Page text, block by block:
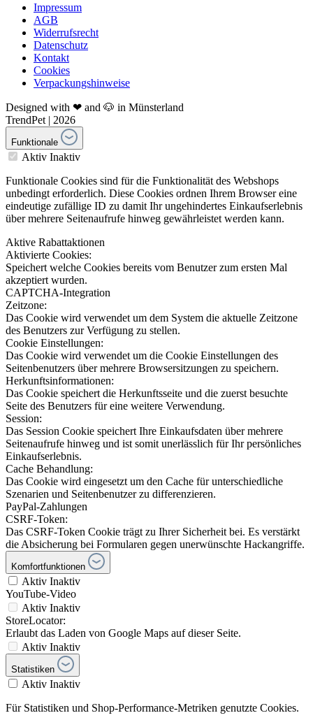
Impressum
AGB
Widerrufsrecht
Datenschutz
Kontakt
Cookies
Verpackungshinweise
Designed with ❤ and 🐶 in Münsterland
TrendPet | 2026
Funktionale
Aktiv Inaktiv
Funktionale Cookies sind für die Funktionalität des Webshops
unbedingt erforderlich. Diese Cookies ordnen Ihrem Browser eine
eindeutige zufällige ID zu damit Ihr ungehindertes Einkaufserlebnis
über mehrere Seitenaufrufe hinweg gewährleistet werden kann.
Aktive Rabattaktionen
Aktivierte Cookies:
Speichert welche Cookies bereits vom Benutzer zum ersten Mal
akzeptiert wurden.
CAPTCHA-Integration
Zeitzone:
Das Cookie wird verwendet um dem System die aktuelle Zeitzone
des Benutzers zur Verfügung zu stellen.
Cookie Einstellungen:
Das Cookie wird verwendet um die Cookie Einstellungen des
Seitenbenutzers über mehrere Browsersitzungen zu speichern.
Herkunftsinformationen:
Das Cookie speichert die Herkunftsseite und die zuerst besuchte
Seite des Benutzers für eine weitere Verwendung.
Session:
Das Session Cookie speichert Ihre Einkaufsdaten über mehrere
Seitenaufrufe hinweg und ist somit unerlässlich für Ihr persönliches
Einkaufserlebnis.
Cache Behandlung:
Das Cookie wird eingesetzt um den Cache für unterschiedliche
Szenarien und Seitenbenutzer zu differenzieren.
PayPal-Zahlungen
CSRF-Token:
Das CSRF-Token Cookie trägt zu Ihrer Sicherheit bei. Es verstärkt
die Absicherung bei Formularen gegen unerwünschte Hackangriffe.
Komfortfunktionen
Aktiv Inaktiv
YouTube-Video
Aktiv Inaktiv
StoreLocator:
Erlaubt das Laden von Google Maps auf dieser Seite.
Aktiv Inaktiv
Statistiken
Aktiv Inaktiv
Für Statistiken und Shop-Performance-Metriken genutzte Cookies.